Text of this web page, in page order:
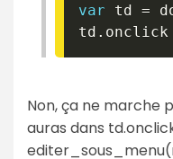
var td =
td . onclick
Non, ça ne marche
auras dans